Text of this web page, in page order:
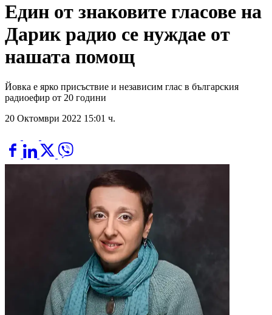
Един от знаковите гласове на
Дарик радио се нуждае от
нашата помощ
Йовка е ярко присъствие и независим глас в българския
радиоефир от 20 години
20 Октомври 2022 15:01 ч.